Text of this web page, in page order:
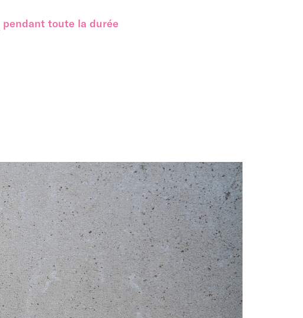
pendant toute la durée